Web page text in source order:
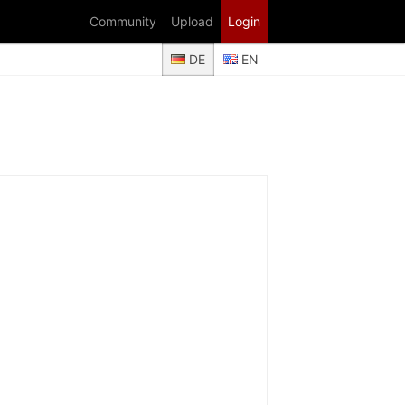
Login
Upload
Community
DE EN